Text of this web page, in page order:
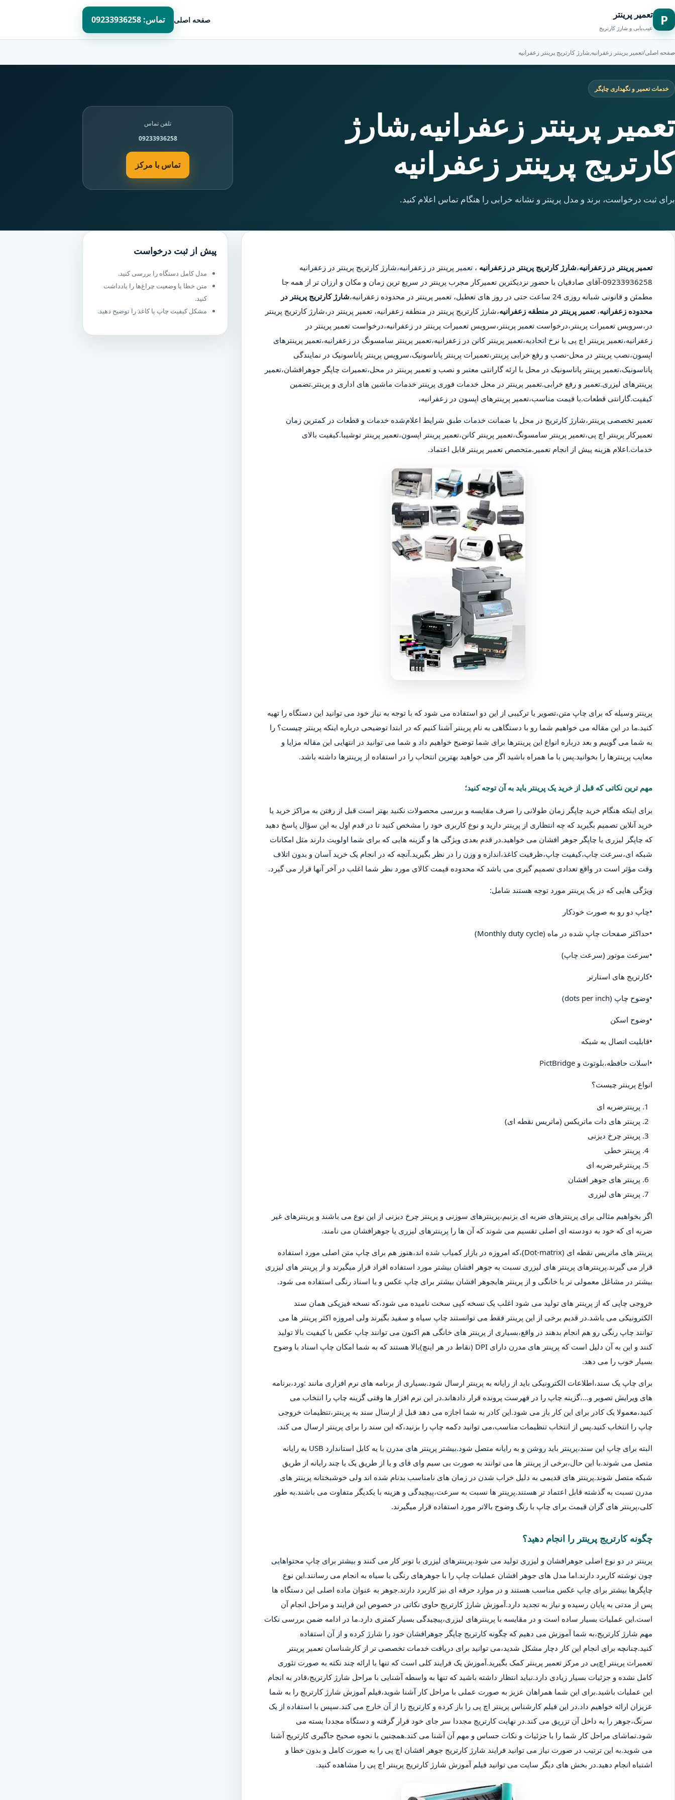
P تعمیر پرینتر
عیب‌یابی و شارژ کارتریج
صفحه اصلی تماس: 09233936258
صفحه اصلی/تعمیر پرینتر زعفرانیه,شارژ کارتریج پرینتر زعفرانیه
خدمات تعمیر و نگهداری چاپگر
تعمیر پرینتر زعفرانیه,شارژ
کارتریج پرینتر زعفرانیه
برای ثبت درخواست، برند و مدل پرینتر و نشانه خرابی را هنگام تماس اعلام کنید.
تلفن تماس
09233936258
تماس با مرکز
تعمیر پرینتر در زعفرانیه،شارژ کارتریج پرینتر در زعفرانیه ، تعمیر پرینتر در زعفرانیه،شارژ کارتریج پرینتر در زعفرانیه
09233936258-آقای صادقیان با حضور نزدیکترین تعمیرکار مجرب پرینتر در سریع ترین زمان و مکان و ارزان تر از همه جا
مطمئن و قانونی شبانه روزی 24 ساعت حتی در روز های تعطیل، تعمیر پرینتر در محدوده زعفرانیه،
شارژ کارتریج پرینتر در
محدوده زعفرانیه، تعمیر پرینتر در منطقه زعفرانیه،شارژ کارتریج پرینتر در منطقه زعفرانیه، تعمیر پرینتر در،شارژ کارتریج پرینتر
در،سرویس تعمیرات پرینتر،درخواست تعمیر پرینتر،سرویس تعمیرات پرینتر در زعفرانیه،درخواست تعمیر پرینتر در
زعفرانیه،تعمیر پرینتر اچ پی با نرخ اتحادیه،تعمیر پرینتر کانن در زعفرانیه،تعمیر پرینتر سامسونگ در زعفرانیه،تعمیر پرینترهای
اپسون،نصب پرینتر در محل-نصب و رفع خرابی پرینتر،تعمیرات پرینتر پاناسونیک،سرویس پرینتر پاناسونیک در نمایندگی
پاناسونیک،تعمیر پرینتر پاناسونیک در محل با ارئه گارانتی معتبر و نصب و تعمیر پرینتر در محل،تعمیرات چاپگر جوهرافشان،تعمیر
پرینترهای لیزری.تعمیر و رفع خرابی.تعمیر پرینتر در محل خدمات فوری پرینتر خدمات ماشین های اداری و پرینتر.تضمین
کیفیت.گارانتی قطعات.با قیمت مناسب،تعمیر پرینترهای اپسون در زعفرانیه،
تعمیر تخصصی پرینتر،شارژ کارتریج در محل با ضمانت خدمات طبق شرایط اعلام‌شده خدمات و قطعات در کمترین زمان
تعمیرکار پرینتر اچ پی،تعمیر پرینتر سامسونگ،تعمیر پرینتر کانن،تعمیر پرینتر اپسون،تعمیر پرینتر توشیبا.کیفیت بالای
خدمات.اعلام هزینه پیش از انجام تعمیر.متحصص تعمیر پرینتر قابل اعتماد.
پرینتر وسیله که برای چاپ متن،تصویر یا ترکیبی از این دو استفاده می شود که با توجه به نیاز خود می توانید این دستگاه را تهیه
کنید.ما در این مقاله می خواهیم شما رو با دستگاهی به نام پرینتر آشنا کنیم که در ابتدا توضیحی درباره اینکه پرینتر چیست؟ را
به شما می گوییم و بعد درباره انواع این پرینترها برای شما توضیح خواهیم داد و شما می توانید در انتهایی این مقاله مزایا و
معایب پرینترها را بخوانید.پس با ما همراه باشید اگر می خواهید بهترین انتخاب را در استفاده از پرینترها داشته باشد.
مهم ترین نکاتی که قبل از خرید یک پرینتر باید به آن توجه کنید؛
برای اینکه هنگام خرید چاپگر زمان طولانی را صرف مقایسه و بررسی محصولات نکنید بهتر است قبل از رفتن به مراکز خرید یا
خرید آنلاین تصمیم بگیرید که چه انتظاری از پرینتر دارید و نوع کاربری خود را مشخص کنید تا در قدم اول به این سؤال پاسخ دهید
که چاپگر لیزری یا چاپگر جوهر افشان می خواهید.در قدم بعدی ویژگی ها و گزینه هایی که برای شما اولویت دارند مثل امکانات
شبکه ای،سرعت چاپ،کیفیت چاپ،ظرفیت کاغذ،اندازه و وزن را در نظر بگیرید.آنچه که در انجام یک خرید آسان و بدون اتلاف
وقت مؤثر است در واقع تعدادی تصمیم گیری می باشد که محدوده قیمت کالای مورد نظر شما اغلب در آخر آنها قرار می گیرد.
ویژگی هایی که در یک پرینتر مورد توجه هستند شامل:
•چاپ دو رو به صورت خودکار
•حداکثر صفحات چاپ شده در ماه (Monthly duty cycle)
•سرعت موتور (سرعت چاپ)
•کارتریج های استارتر
•وضوح چاپ (dots per inch)
•وضوح اسکن
•قابلیت اتصال به شبکه
•اسلات حافظه،بلوتوث و PictBridge
انواع پرینتر چیست؟
پرینترضربه ای
پرینتر های دات ماتریکس (ماتریس نقطه ای)
پرینتر چرخ دیزنی
پرینتر خطی
پرینترغیرضربه ای
پرینتر های جوهر افشان
پرینتر های لیزری
اگر بخواهیم مثالی برای پرینترهای ضربه ای بزنیم،پرینترهای سوزنی و پرینتر چرخ دیزنی از این نوع می باشند و پرینترهای غیر
ضربه ای که خود به دودسته ای اصلی تقسیم می شوند که آن ها را پرینترهای لیزری یا جوهرافشان می نامند.
پرینتر های ماتریس نقطه ای (Dot-matrix)،که امروزه در بازار کمیاب شده اند،هنوز هم برای چاپ متن اصلی مورد استفاده
قرار می گیرند.پرینترهای پرینتر های لیزری نسبت به جوهر افشان بیشتر مورد استفاده افراد قرار میگیرند و از پرینتر های لیزری
بیشتر در مشاغل معمولی تر یا خانگی و از پرینتر هایجوهر افشان بیشتر برای چاپ عکس و یا اسناد رنگی استفاده می شود.
خروجی چاپی که از پرینتر های تولید می شود اغلب یک نسخه کپی سخت نامیده می شود،که نسخه فیزیکی همان سند
الکترونیکی می باشد.در قدیم برخی از این پرینتر فقط می توانستند چاپ سیاه و سفید بگیرند ولی امروزه اکثر پرینتر ها می
توانند چاپ رنگی رو هم انجام بدهند در واقع،بسیاری از پرینتر های خانگی هم اکنون می توانند چاپ عکس با کیفیت بالا تولید
کنند و این به آن دلیل است که پرینتر های مدرن دارای DPI (نقاط در هر اینچ)بالا هستند که به شما امکان چاپ اسناد با وضوح
بسیار خوب را می دهد.
برای چاپ یک سند،اطلاعات الکترونیکی باید از رایانه به پرینتر ارسال شود.بسیاری از برنامه های نرم افزاری مانند :ورد،برنامه
های ویرایش تصویر و...،گزینه چاپ را در فهرست پرونده قرار دادهاند.در این نرم افزار ها وقتی گزینه چاپ را انتخاب می
کنید،معمولا یک کادر برای این کار باز می شود.این کادر به شما اجازه می دهد قبل از ارسال سند به پرینتر،تنظیمات خروجی
چاپ را انتخاب کنید.پس از انتخاب تنظیمات مناسب،می توانید دکمه چاپ را بزنید،که این سند را برای پرینتر ارسال می کند.
البته برای چاپ این سند،پرینتر باید روشن و به رایانه متصل شود.بیشتر پرینتر های مدرن با یه کابل استاندارد USB به رایانه
متصل می شوند.با این حال،برخی از پرینتر ها می توانند به صورت بی سیم وای فای و یا از طریق یک یا چند رایانه از طریق
شبکه متصل شوند.پرینتر های قدیمی به دلیل خراب شدن در زمان های نامناسب بدنام شده اند ولی خوشبختانه پرینتر های
مدرن نسبت به گذشته قابل اعتماد تر هستند.پرینتر ها نسبت به سرعت،پیچیدگی و هزینه با یکدیگر متفاوت می باشند.به طور
کلی،پرینتر های گران قیمت برای چاپ با رنگ وضوح بالاتر مورد استفاده قرار میگیرند.
چگونه کارتریج پرینتر را انجام دهید؟
پرینتر در دو نوع اصلی جوهرافشان و لیزری تولید می شود.پرینترهای لیزری با تونر کار می کنند و بیشتر برای چاپ محتواهایی
چون نوشته کاربرد دارند.اما مدل های جوهر افشان عملیات چاپ را با جوهرهای رنگی یا سیاه به انجام می رسانند.این نوع
چاپگرها بیشتر برای چاپ عکس مناسب هستند و در موارد حرفه ای نیز کاربرد دارند.جوهر به عنوان ماده اصلی این دستگاه ها
پس از مدتی به پایان رسیده و نیاز به تجدید دارد.آموزش شارژ کارتریج حاوی نکاتی در خصوص این فرایند و مراحل انجام آن
است.این عملیات بسیار ساده است و در مقایسه با پرینترهای لیزری،پیچیدگی بسیار کمتری دارد.ما در ادامه ضمن بررسی نکات
مهم شارژ کارتریج،به شما آموزش می دهیم که چگونه کارتریج چاپگر جوهرافشان خود را شارژ کرده و از آن استفاده
کنید.چنانچه برای انجام این کار دچار مشکل شدید،می توانید برای دریافت خدمات تخصصی تر از کارشناسان تعمیر پرینتر
تعمیرات پرینتر اچ‌پی در مرکز تعمیر پرینتر کمک بگیرید.آموزش یک فرایند کلی است که تنها با ارائه چند نکته به صورت تئوری
کامل نشده و جزئیات بسیار زیادی دارد.نباید انتظار داشته باشید که تنها به واسطه آشنایی با مراحل شارژ کارتریج،قادر به انجام
این عملیات باشید.برای این شما همراهان عزیز به صورت عملی با مراحل کار آشنا شوید،فیلم آموزش شارژ کارتریج را به شما
عزیزان ارائه خواهیم داد.در این فیلم کارشناس پرینتر اچ پی را باز کرده و کارتریج را از آن خارج می کند.سپس با استفاده از یک
سرنگ،جوهر را به داخل آن تزریق می کند.در نهایت کارتریج مجددا سر جای خود قرار گرفته و دستگاه مجددا بسته می
شود.تماشای مراحل کار شما را با جزئیات و نکات حساس و مهم آن آشنا می کند.همچنین با نحوه صحیح جاگیری کارتریج آشنا
می شوید.به این ترتیب در صورت نیاز می توانید فرایند شارژ کارتریج جوهر افشان اچ پی را به صورت کامل و بدون خطا و
اشتباه انجام دهید.در بخش های دیگر سایت می توانید فیلم آموزش شارژ کارتریج پرینتر اچ پی را مشاهده کنید.
پیش از ثبت درخواست
مدل کامل دستگاه را بررسی کنید.
متن خطا یا وضعیت چراغ‌ها را یادداشت
کنید.
مشکل کیفیت چاپ یا کاغذ را توضیح دهید.